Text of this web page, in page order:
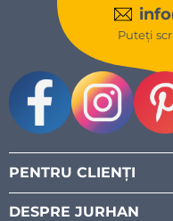
Puteți
PENTRU CLIENȚI
DESPRE JURHAN